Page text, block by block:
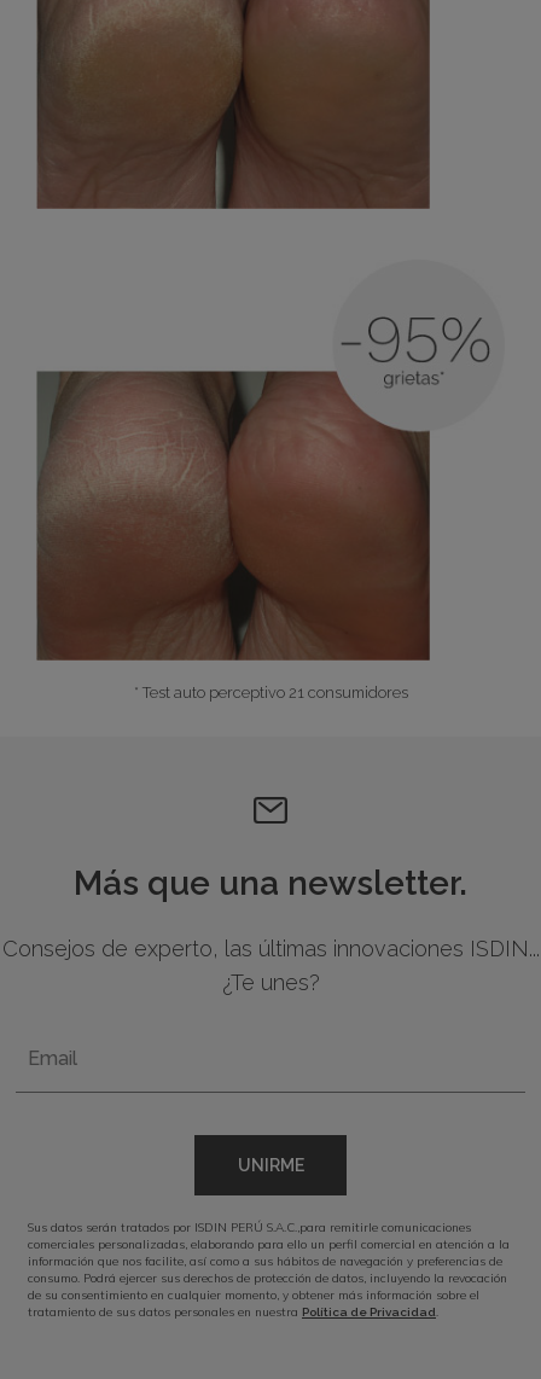
* Test auto perceptivo 21 consumidores
Más que una newsletter.
Consejos de experto, las últimas innovaciones ISDIN...
¿Te unes?
Email
UNIRME
Sus datos serán tratados por ISDIN PERÚ S.A.C.,para remitirle comunicaciones
comerciales personalizadas, elaborando para ello un perfil comercial en atención a la
información que nos facilite, así como a sus hábitos de navegación y preferencias de
consumo. Podrá ejercer sus derechos de protección de datos, incluyendo la revocación
de su consentimiento en cualquier momento, y obtener más información sobre el
tratamiento de sus datos personales en nuestra Política de Privacidad.